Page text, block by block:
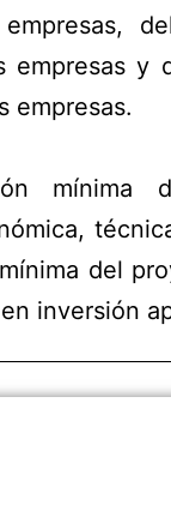
empresas,
empresas y
empresas.
del
inversión